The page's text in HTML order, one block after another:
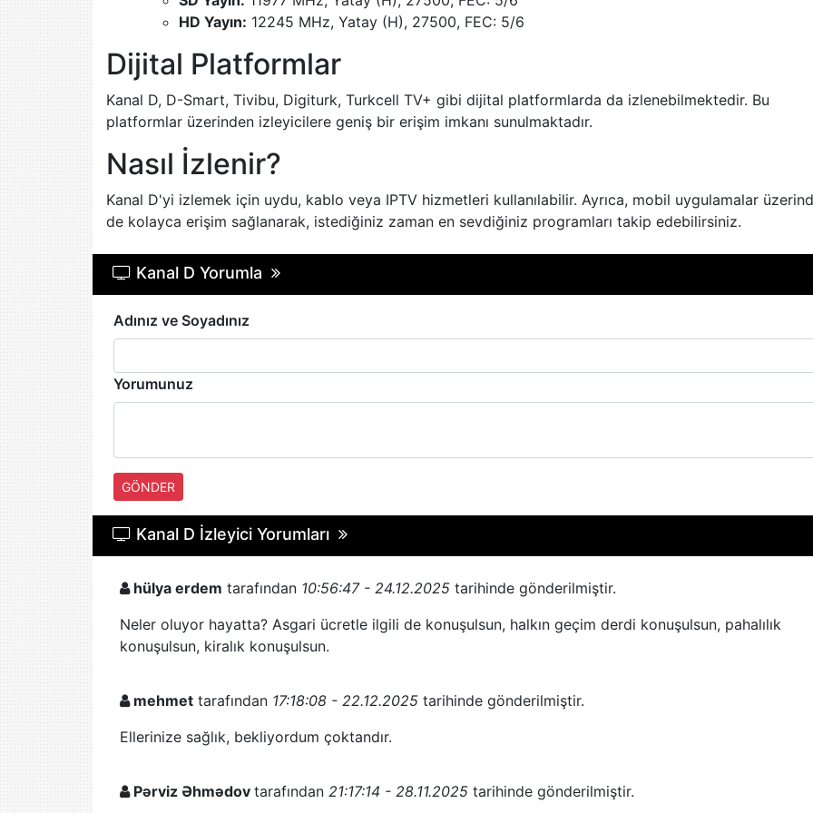
HD Yayın: 12245 MHz, Yatay (H), 27500, FEC: 5/6
Dijital Platformlar
Kanal D, D-Smart, Tivibu, Digiturk, Turkcell TV+ gibi dijital platformlarda da izlenebilmektedir. Bu
platformlar üzerinden izleyicilere geniş bir erişim imkanı sunulmaktadır.
Nasıl İzlenir?
Kanal D'yi izlemek için uydu, kablo veya IPTV hizmetleri kullanılabilir. Ayrıca, mobil uygulamalar
de kolayca erişim sağlanarak, istediğiniz zaman en sevdiğiniz programları takip edebilirsiniz.
Kanal D Yorumla
Adınız ve Soyadınız
Yorumunuz
GÖNDER
Kanal D İzleyici Yorumları
hülya erdem tarafından 10:56:47 - 24.12.2025 tarihinde gönderilmiştir.
Neler oluyor hayatta? Asgari ücretle ilgili de konuşulsun, halkın geçim derdi konuşulsun, pahalılık
konuşulsun, kiralık konuşulsun.
mehmet tarafından 17:18:08 - 22.12.2025 tarihinde gönderilmiştir.
Ellerinize sağlık, bekliyordum çoktandır.
Pərviz Əhmədov tarafından 21:17:14 - 28.11.2025 tarihinde gönderilmiştir.